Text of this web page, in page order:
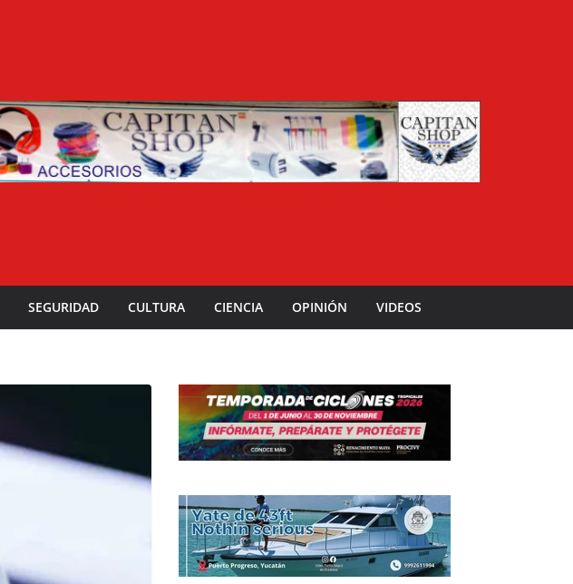
SEGURIDAD CULTURA CIENCIA OPINIÓN VIDEOS